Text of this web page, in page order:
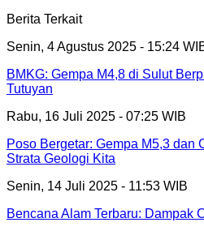
Berita Terkait
Senin, 4 Agustus 2025 - 15:24
BMKG: Gempa M4,8 di Sulut
Tutuyan
Rabu, 16 Juli 2025 - 07:25 WIB
Poso Bergetar: Gempa M5,3 dan
Strata Geologi Kita
Senin, 14 Juli 2025 - 11:53 WIB
Bencana Alam Terbaru: Dampak